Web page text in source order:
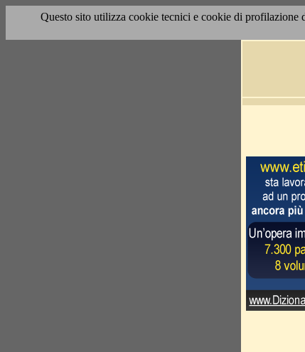
Questo sito utilizza cookie tecnici e cookie di